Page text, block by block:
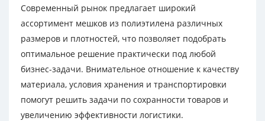
Современный рынок предлагает широкий
ассортимент мешков из полиэтилена различных
размеров и плотностей, что позволяет подобрать
оптимальное решение практически под любой
бизнес-задачи. Внимательное отношение к качеству
материала, условия хранения и транспортировки
помогут решить задачи по сохранности товаров и
увеличению эффективности логистики.